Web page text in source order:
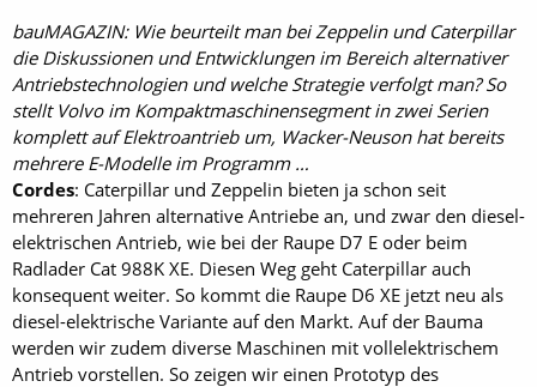
bauMAGAZIN: Wie beurteilt man bei Zeppelin und Caterpillar
die Diskussionen und Entwicklungen im Bereich alternativer
Antriebstechnologien und welche Strategie verfolgt man? So
stellt Volvo im Kompaktmaschinensegment in zwei Serien
komplett auf Elektroantrieb um, Wacker-Neuson hat bereits
mehrere E-Modelle im Programm …
Cordes: Caterpillar und Zeppelin bieten ja schon seit
mehreren Jahren alternative Antriebe an, und zwar den diesel-
elektrischen Antrieb, wie bei der Raupe D7 E oder beim
Radlader Cat 988K XE. Diesen Weg geht Caterpillar auch
konsequent weiter. So kommt die Raupe D6 XE jetzt neu als
diesel-elektrische Variante auf den Markt. Auf der Bauma
werden wir zudem diverse Maschinen mit vollelektrischem
Antrieb vorstellen. So zeigen wir einen Prototyp des